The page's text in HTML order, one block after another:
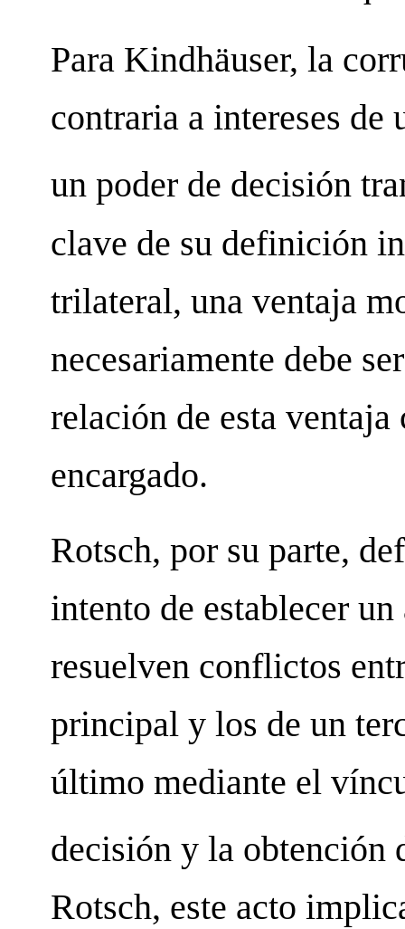
Para Kindhäuser, la
contraria a intereses
un poder de decisión
clave de su definición
trilateral, una ventaja
necesariamente debe
relación de esta
encargado.
Rotsch, por su parte,
intento de establecer
resuelven conflictos
principal y los de un
último mediante el
decisión y la obtención
Rotsch, este acto